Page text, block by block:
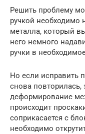
Решить проблему
ручкой необходимо
металла, который
него немного
ручки в
Но если исправить
снова
деформирование
происходит
соприкасается с
необходимо